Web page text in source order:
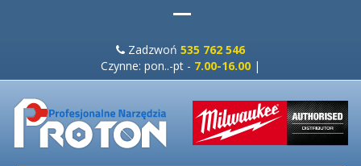
Zadzwoń 535 762 546
Czynne: pon..-pt - 7.00-16.00 |